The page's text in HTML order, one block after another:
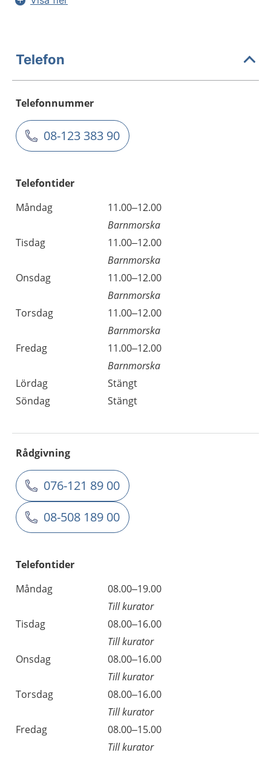
Telefon
Telefonnummer
08-123 383 90
Telefontider
Måndag
11.00–12.00
Barnmorska
Tisdag
11.00–12.00
Barnmorska
Onsdag
11.00–12.00
Barnmorska
Torsdag
11.00–12.00
Barnmorska
Fredag
11.00–12.00
Barnmorska
Lördag
Stängt
Söndag
Stängt
Rådgivning
076-121 89 00
08-508 189 00
Telefontider
Måndag
08.00–19.00
Till kurator
Tisdag
08.00–16.00
Till kurator
Onsdag
08.00–16.00
Till kurator
Torsdag
08.00–16.00
Till kurator
Fredag
08.00–15.00
Till kurator